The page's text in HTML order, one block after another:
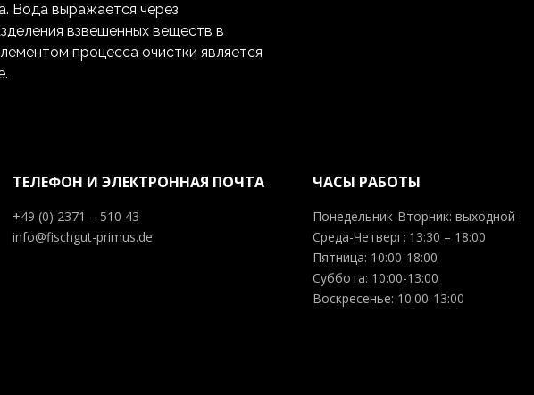
выражается через
взвешенных веществ в
процесса очистки является
ТЕЛЕФОН И ЭЛЕКТРОННАЯ ПОЧТА
+49 (0) 2371 – 510 43
info@fischgut-primus.de
ЧАСЫ РАБОТЫ
Понедельник-Вторник: выходной
Среда-Четверг: 13:30 – 18:00
Пятница: 10:00-18:00
Суббота: 10:00-13:00
Воскресенье: 10:00-13:00